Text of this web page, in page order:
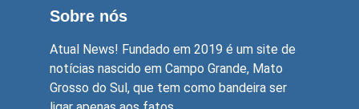
Sobre nós
Atual News! Fundado em 2019 é um site de
notícias nascido em Campo Grande, Mato
Grosso do Sul, que tem como bandeira ser